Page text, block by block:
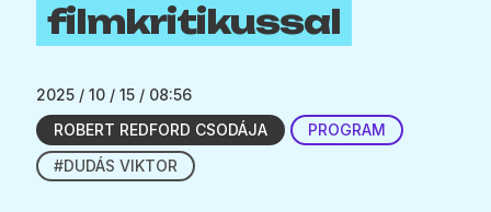
filmkritikussal
2025 / 10 / 15 / 08:56
ROBERT REDFORD CSODÁJA
PROGRAM
#DUDÁS VIKTOR